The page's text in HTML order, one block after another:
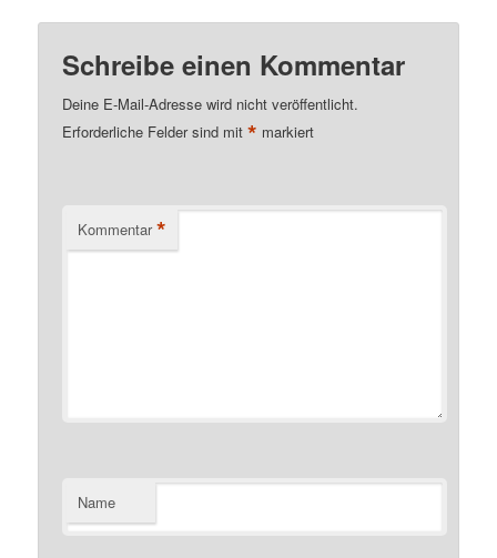
Schreibe einen Kommentar
Deine E-Mail-Adresse wird nicht veröffentlicht.
Erforderliche Felder sind mit* markiert
Kommentar *
Name